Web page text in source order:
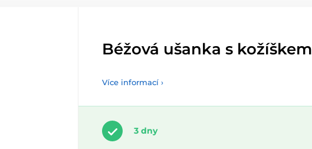
Béžová ušanka s kožíškem
Více informací ›
3 dny